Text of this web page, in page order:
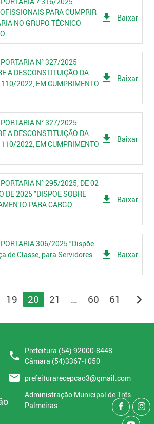
PARA CUMPRIR
NO GRUPO TÉCNICO
get_app Baixar
N° 327/2025
A DESCONSTITUIÇÃO DA
110/2022, EM CUMPRIMENTO get_app Baixar
N° 327/2025
A DESCONSTITUIÇÃO DA
110/2022, EM CUMPRIMENTO get_app Baixar
N° 295/2025, DE 02
DE 2025 "DISPOE SOBRE
PARA CARGO
get_app Baixar
306/2025 "Dispõe
de Classe, para Servidores
get_app Baixar
19 20 21 … 60 61 chevron_right
phone
Prefeitura (54) 92000-8448
Câmara (54)3367-1050
email prefeiturarecepcao3@gmail.com
Administração Municipal de Três
Palmeiras